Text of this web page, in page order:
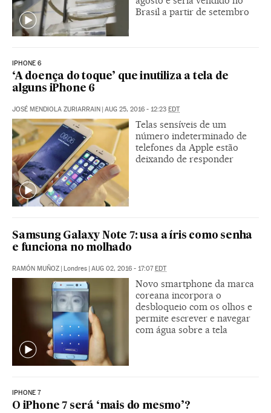
Brasil a partir de setembro
IPHONE 6
‘A doença do toque’ que inutiliza a tela de
alguns iPhone 6
JOSÉ MENDIOLA ZURIARRAIN AUG 25, 2016 - 12:23 EDT
Telas sensíveis de um
número indeterminado de
telefones da Apple estão
deixando de responder
Samsung Galaxy Note 7: usa a íris como senha
e funciona no molhado
RAMÓN MUÑOZ Londres AUG 02, 2016 - 17:07 EDT
Novo smartphone da marca
coreana incorpora o
desbloqueio com os olhos e
permite escrever e navegar
com água sobre a tela
IPHONE 7
O iPhone 7 será ‘mais do mesmo’?